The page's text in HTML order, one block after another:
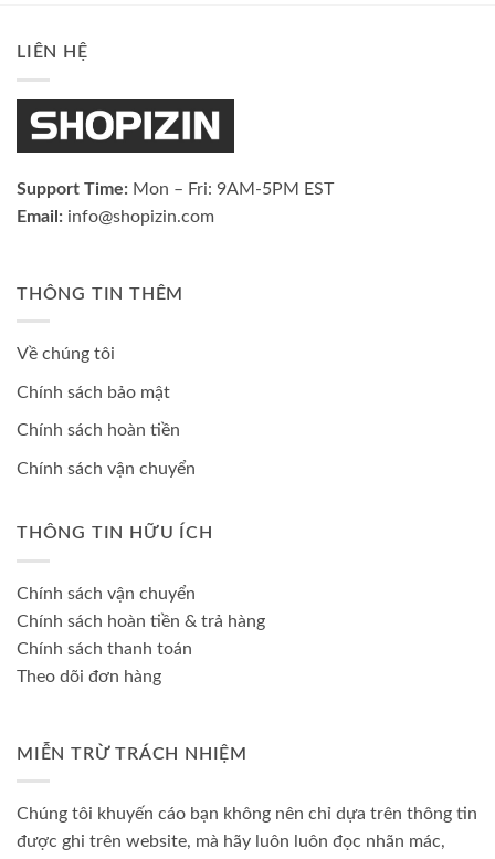
LIÊN HỆ
Support Time: Mon – Fri: 9AM-5PM EST
Email: info@shopizin.com
THÔNG TIN THÊM
Về chúng tôi
Chính sách bảo mật
Chính sách hoàn tiền
Chính sách vận chuyển
THÔNG TIN HỮU ÍCH
Chính sách vận chuyển
Chính sách hoàn tiền & trả hàng
Chính sách thanh toán
Theo dõi đơn hàng
MIỄN TRỪ TRÁCH NHIỆM
Chúng tôi khuyến cáo bạn không nên chỉ dựa trên thông tin
được ghi trên website, mà hãy luôn luôn đọc nhãn mác,